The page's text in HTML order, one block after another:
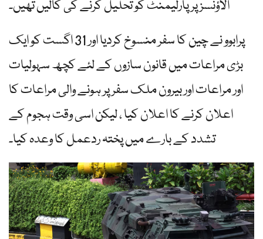
الاؤنسز پر پارلیمنٹ کو تحلیل کرنے کی کالیں تھیں۔
پرابوو نے چین کا سفر منسوخ کردیا اور 31 اگست کو ایک
بڑی مراعات میں قانون سازوں کے لئے کچھ سہولیات
اور مراعات اور بیرون ملک سفر پر ہونے والی مراعات کا
اعلان کرنے کا اعلان کیا ، لیکن اسی وقت ہجوم کے
تشدد کے بارے میں پختہ ردعمل کا وعدہ کیا۔